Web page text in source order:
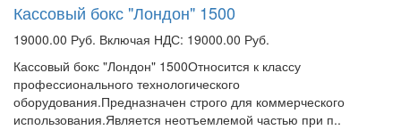
Оборудование для продажи цветов
Кассовый бокс "Лондон" 1500
19000.00 Руб. Включая НДС: 19000.00 Руб.
Кассовый бокс "Лондон" 1500Относится к классу
профессионального технологического
оборудования.Предназначен строго для коммерческого
использования.Является неотъемлемой частью при п..